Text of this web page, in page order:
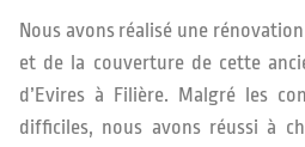
Nous avons réalisé une
et de la couverture de cette
d’Evires à Filière. Malgré les
difficiles, nous avons réussi à